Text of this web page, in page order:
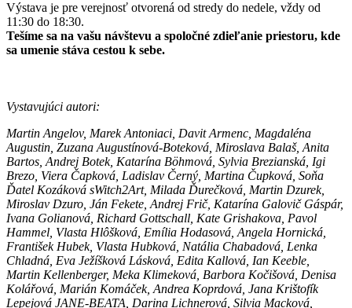
Výstava je pre verejnosť otvorená od stredy do nedele, vždy od
11:30 do 18:30.
Tešíme sa na vašu návštevu a spoločné zdieľanie priestoru, kde
sa umenie stáva cestou k sebe.
Vystavujúci autori:
Martin Angelov, Marek Antoniaci, Davit Armenc, Magdaléna
Augustin, Zuzana Augustínová-Boteková, Miroslava Balaš, Anita
Bartos, Andrej Botek, Katarína Böhmová, Sylvia Brezianská, Igi
Brezo, Viera Čapková, Ladislav Černý, Martina Čupková, Soňa
Ďatel Kozáková sWitch2Art, Milada Ďurečková, Martin Dzurek,
Miroslav Dzuro, Ján Fekete, Andrej Frič, Katarína Galovič Gáspár,
Ivana Golianová, Richard Gottschall, Kate Grishakova, Pavol
Hammel, Vlasta Hlôšková, Emília Hodasová, Angela Hornická,
František Hubek, Vlasta Hubková, Natália Chabadová, Lenka
Chladná, Eva Ježíšková Lásková, Edita Kallová, Ian Keeble,
Martin Kellenberger, Meka Klimeková, Barbora Kočišová, Denisa
Kolářová, Marián Komáček, Andrea Koprdová, Jana Krištofík
Lepejová JANE-BEATA, Darina Lichnerová, Silvia Macková,